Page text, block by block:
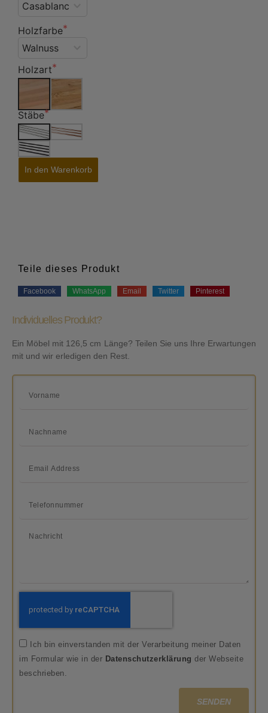
Holzfarbe
Holzart
Stäbe
In den Warenkorb
Teile dieses Produkt
Facebook WhatsApp Email Twitter Pinterest
Individuelles Produkt?
Ein Möbel mit 126,5 cm Länge? Teilen Sie uns Ihre Erwartungen
mit und wir erledigen den Rest.
Ich bin einverstanden mit der Verarbeitung meiner Daten
im Formular wie in der Datenschutzerklärung der Webseite
beschrieben.
SENDEN